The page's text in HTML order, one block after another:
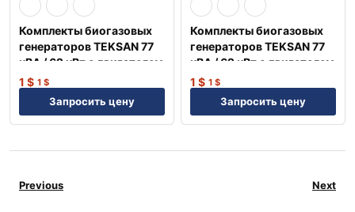
Комплекты биогазовых
генераторов TEKSAN 77
кВА / 62 кВт с двигателем
MAN Немецкий
1 $ 1 $
Запросить цену
Комплекты биогазовых
генераторов TEKSAN 77
кВА / 62 кВт с двигателем
MAN Немецкий
1 $ 1 $
Запросить цену
Previous Next